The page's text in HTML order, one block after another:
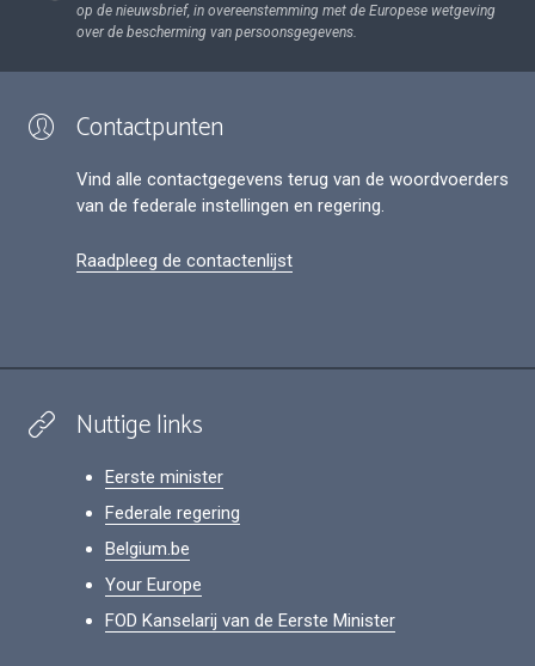
op de nieuwsbrief, in overeenstemming met de Europese wetgeving
over de bescherming van persoonsgegevens.
Contactpunten
Vind alle contactgegevens terug van de woordvoerders
van de federale instellingen en regering.
Raadpleeg de contactenlijst
Nuttige links
Eerste minister
Federale regering
Belgium.be
Your Europe
FOD Kanselarij van de Eerste Minister